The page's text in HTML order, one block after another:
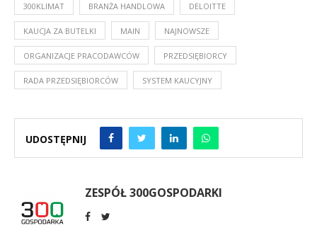
300KLIMAT BRANŻA HANDLOWA DELOITTE
KAUCJA ZA BUTELKI MAIN NAJNOWSZE
ORGANIZACJE PRACODAWCÓW PRZEDSIĘBIORCY
RADA PRZEDSIĘBIORCÓW SYSTEM KAUCYJNY
UDOSTĘPNIJ
ZESPÓŁ 300GOSPODARKI